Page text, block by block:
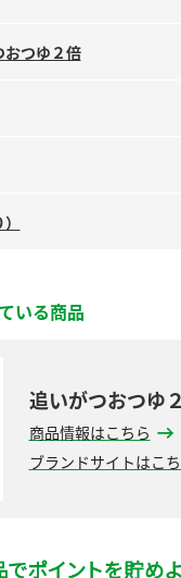
つゆ２倍
いる商品
追いがつおつゆ
商品情報はこちら
ブランドサイトはこ